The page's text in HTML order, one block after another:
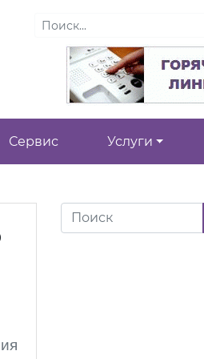
Сервис Услуги